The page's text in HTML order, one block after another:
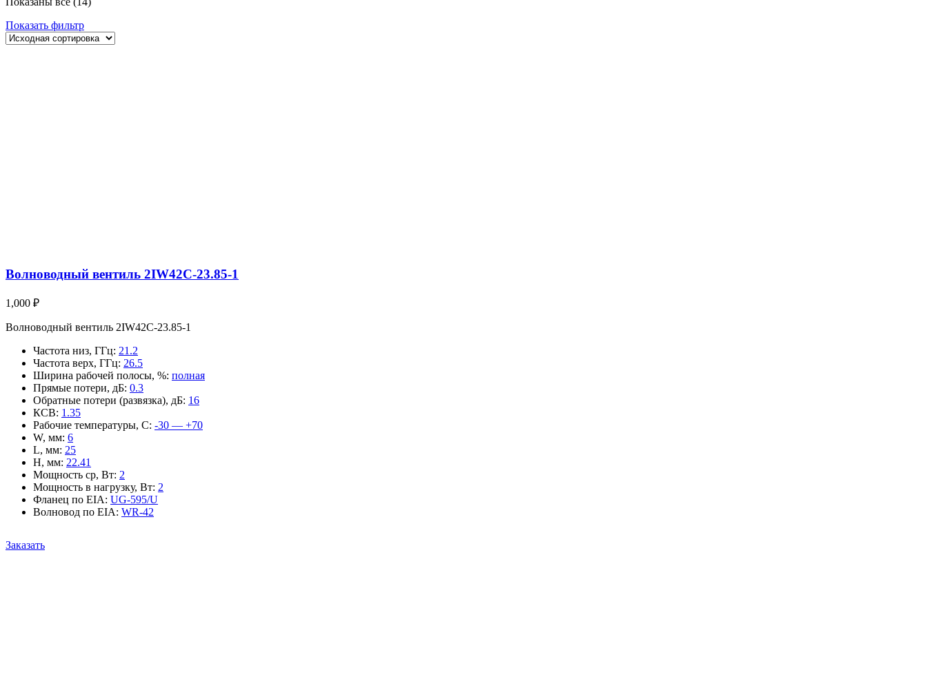
Показать фильтр
Волноводный вентиль 2IW42C-23.85-1
1,000 ₽
Волноводный вентиль 2IW42C-23.85-1
Частота низ, ГГц: 21.2
Частота верх, ГГц: 26.5
Ширина рабочей полосы, %: полная
Прямые потери, дБ: 0.3
Обратные потери (развязка), дБ: 16
КСВ: 1.35
Рабочие температуры, С: -30 — +70
W, мм: 6
L, мм: 25
H, мм: 22.41
Мощность ср, Вт: 2
Мощность в нагрузку, Вт: 2
Фланец по EIA: UG-595/U
Волновод по EIA: WR-42
Заказать